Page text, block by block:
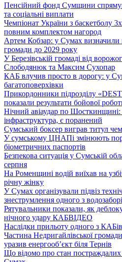
Пенсійний фонд Сумщини
та соціальні виплати
Чемпіонат України з баскетболу
повним комплектом нагород
Артем Кобзар: у Сумах визначили
громади до 2029 року
У Березівській громаді від
Слободянюк та Максим Сухопар
КАБ влучив просто в дорогу: у
багатоповерхівки
Прикордонники підрозділу
показали результати бойової
Нічний авіаудар по Шосткинщині:
інфраструктура, є поранений
Сумський боксер виграв титул
У сумському ЦНАПі змінюють
біометричних паспортів
Безпекова ситуація у Сумській
серпня
На Роменщині водій виїхав на
річну жінку
У Сумах організували підвіз
знеструмлення одного з
Рятувальники показали, як
нічного удару КАБВІДЕО
Наслідки прильоту одного з
Частина Недригайлівської
уразив енергооб’єкт біля Тернів
Що відомо про стан